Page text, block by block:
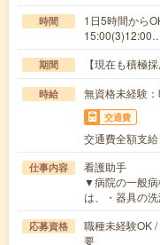
時間
1日5時間から
期間 【現在も積極
時給 無資格未経験
交通費
交通費全額支給
仕事内容
看護助手
▼病院の一般病
は、・器具の
応募資格
職種未経験OK
要